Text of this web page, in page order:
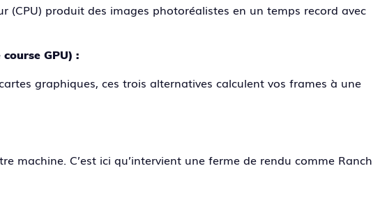
(CPU) produit des images photoréalistes en un temps record avec
GPU) :
graphiques, ces trois alternatives calculent vos frames à une
machine. C’est ici qu’intervient une ferme de rendu comme Ranch